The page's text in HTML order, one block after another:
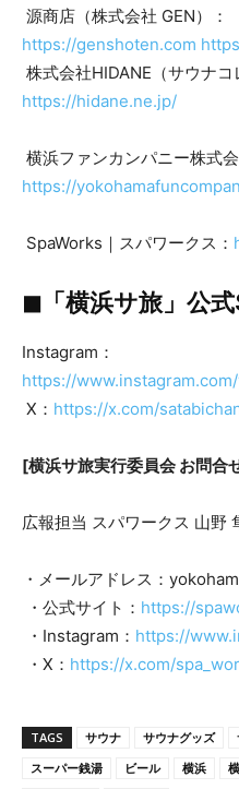
源商店（株式会社 GEN）：
https://genshoten.com
株式会社HIDANE（サウナコ
https://hidane.ne.jp/
横浜ファンカンパニー株式会
https://
SpaWorks｜スパワークス：
◼︎「横浜サ旅」公
Instagram：
https://
X： https://x.com/
[横浜サ旅実行委員会 お問合
広報担当 スパワークス 山野
・メールアドレス：
・公式サイト： https://
・Instagram： https://
・X： https://x.com/
TAGS サウナ サウナグッズ
スーパー銭湯
ビール 横浜